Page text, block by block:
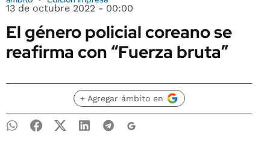
13 de octubre 2022 - 00:00
El género policial coreano se
reafirma con “Fuerza bruta”
+ Agregar ámbito en